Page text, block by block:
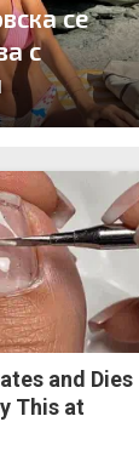
се
с
and Dies
This at